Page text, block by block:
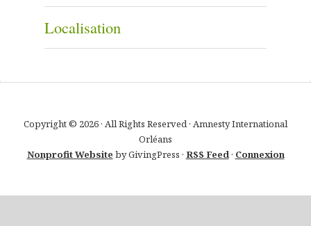
Localisation
Copyright © 2026 · All Rights Reserved · Amnesty International
Orléans
Nonprofit Website by GivingPress · RSS Feed· Connexion